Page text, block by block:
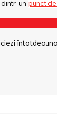
un punct de